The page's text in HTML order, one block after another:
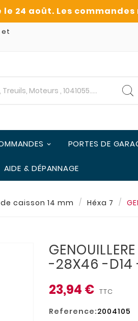
et
PORTES DE
AIDE & DÉPANNAGE
caisson 14 mm Héxa 7
-28X46 -D14
23,94 € TTC
Reference:2004105